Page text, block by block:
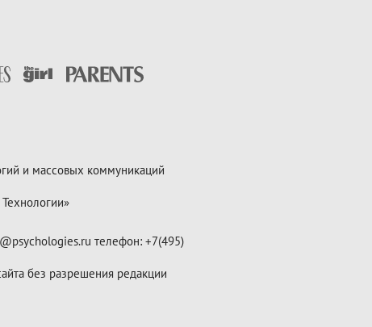
и массовых коммуникаций
телефон: +7(495)
без разрешения редакции